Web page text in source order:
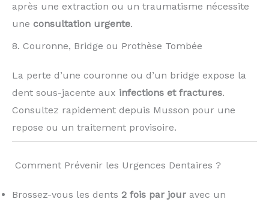
après une extraction ou un traumatisme nécessite
une consultation urgente.
8. Couronne, Bridge ou Prothèse Tombée
La perte d’une couronne ou d’un bridge expose la
dent sous-jacente aux infections et fractures.
Consultez rapidement depuis Musson pour une
repose ou un traitement provisoire.
️ Comment Prévenir les Urgences Dentaires ?
Brossez-vous les dents 2 fois par jour avec un